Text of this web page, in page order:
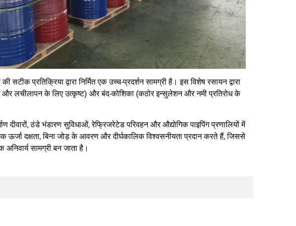
प्रतिक्रिया द्वारा निर्मित एक उच्च-प्रदर्शन सामग्री है। इस विशेष रसायन द्वारा
लचीलापन के लिए उत्कृष्ट) और बंद-कोशिका (कठोर इन्सुलेशन और नमी प्रतिरोध के
दीवारों, ठंडे भंडारण सुविधाओं, रेफ्रिजरेटेड परिवहन और औद्योगिक पाइपिंग प्रणालियों में
ऊर्जा दक्षता, बिना जोड़ के आवरण और दीर्घकालिक विश्वसनीयता प्रदान करते हैं, जिससे
सामग्री बन जाता है।